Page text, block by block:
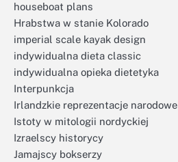
houseboat plans
Hrabstwa w stanie Kolorado
imperial scale kayak design
indywidualna dieta classic
indywidualna opieka dietetyka
Interpunkcja
Irlandzkie reprezentacje narodowe
Istoty w mitologii nordyckiej
Izraelscy historycy
Jamajscy bokserzy